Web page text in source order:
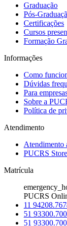
Graduação
Pós-
Certificações
Cursos
Formação
Informações
Como
Dúvidas
Para
Sobre a
Política de
Atendimento
Atendimento
PUCRS Store
Matrícula
PUCRS
11
51
51